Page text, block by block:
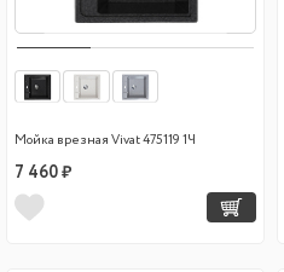
Мойка врезная Vivat 475119 1Ч
7 460 ₽